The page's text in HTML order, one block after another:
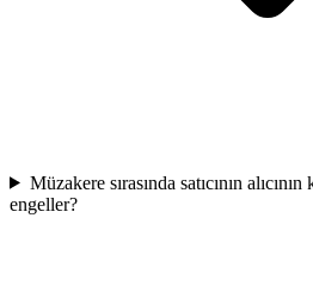
Müzakere sırasında satıcının
engeller?